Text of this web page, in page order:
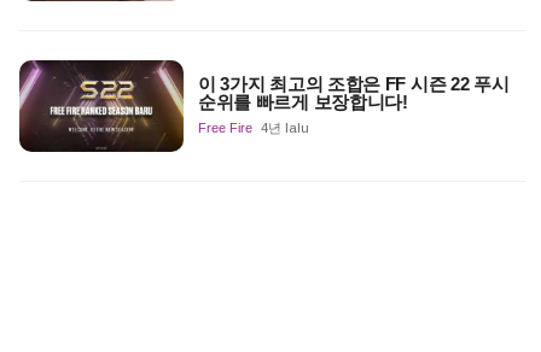
이 3가지 최고의 조합은 FF 시즌 22 푸시
순위를 빠르게 보장합니다!
Free Fire 4년 lalu